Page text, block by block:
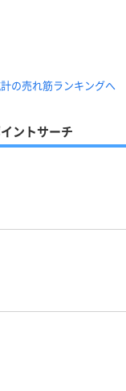
の売れ筋ランキングへ
ントサーチ